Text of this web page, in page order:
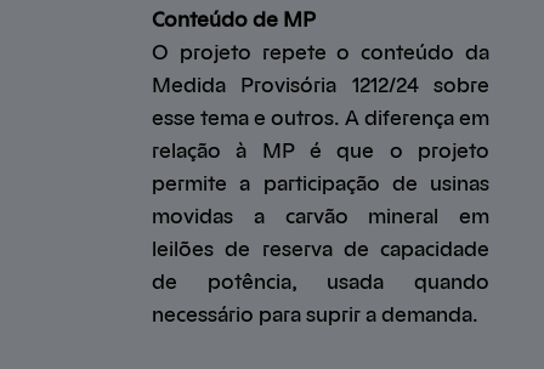
Conteúdo de MP
O projeto repete o conteúdo da
Medida Provisória 1212/24 sobre
esse tema e outros. A diferença em
relação à MP é que o projeto
permite a participação de usinas
movidas a carvão mineral em
leilões de reserva de capacidade
de potência, usada quando
necessário para suprir a demanda.